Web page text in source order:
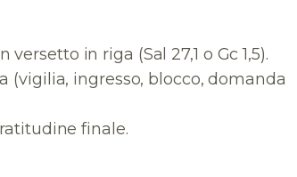
in riga (Sal 27,1 o Gc 1,5).
(vigilia, ingresso, blocco, domanda
finale.